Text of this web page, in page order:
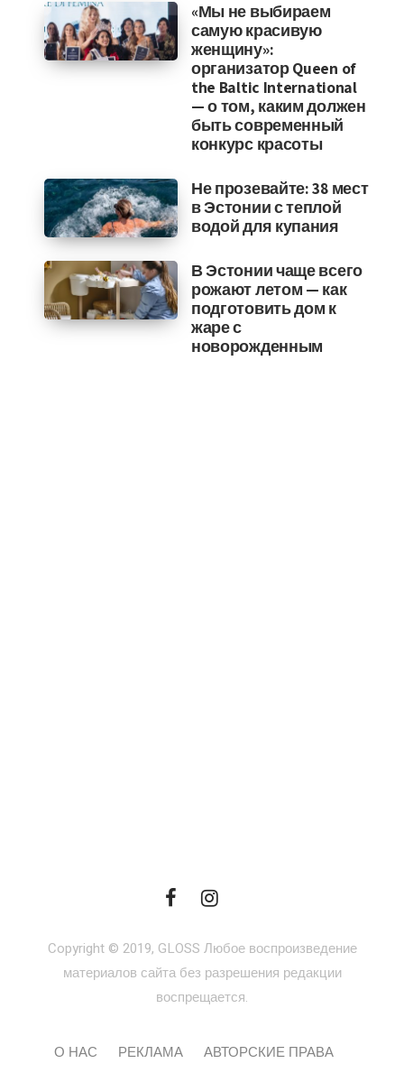
«Мы не выбираем
самую красивую
женщину»:
организатор Queen of
the Baltic International
— о том, каким должен
быть современный
конкурс красоты
Не прозевайте: 38 мест
в Эстонии с теплой
водой для купания
В Эстонии чаще всего
рожают летом — как
подготовить дом к
жаре с
новорожденным
Copyright © 2019, GLOSS Любое воспроизведение
материалов сайта без разрешения редакции
воспрещается.
О НАС РЕКЛАМА АВТОРСКИЕ ПРАВА